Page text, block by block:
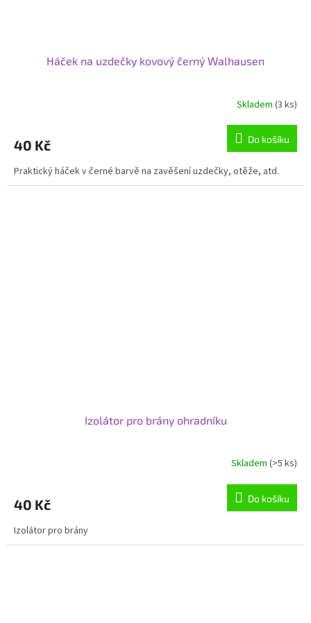
Háček na uzdečky kovový černý Walhausen
Skladem (3 ks)
40 Kč Do košíku
Praktický háček v černé barvě na zavěšení uzdečky, otěže, atd.
Izolátor pro brány ohradníku
Skladem (>5 ks)
40 Kč Do košíku
Izolátor pro brány